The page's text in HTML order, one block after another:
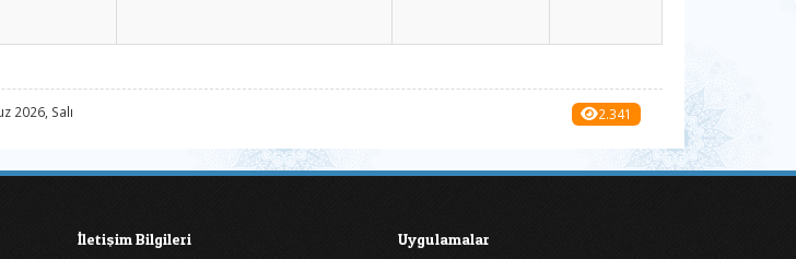
2026, Salı 2.341
İletişim Bilgileri Uygulamalar